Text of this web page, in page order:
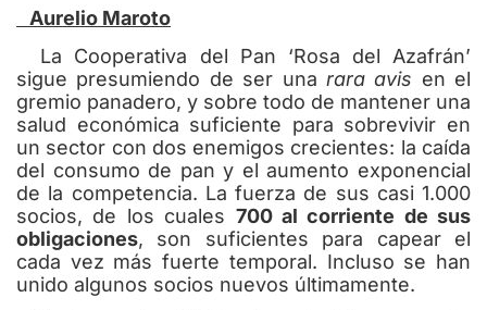
Aurelio Maroto
La Cooperativa del Pan ‘Rosa del Azafrán’
sigue presumiendo de ser una rara avis en el
gremio panadero, y sobre todo de mantener una
salud económica suficiente para sobrevivir en
un sector con dos enemigos crecientes: la caída
del consumo de pan y el aumento exponencial
de la competencia. La fuerza de sus casi 1.000
socios, de los cuales 700 al corriente de sus
obligaciones, son suficientes para capear el
cada vez más fuerte temporal. Incluso se han
unido algunos socios nuevos últimamente.